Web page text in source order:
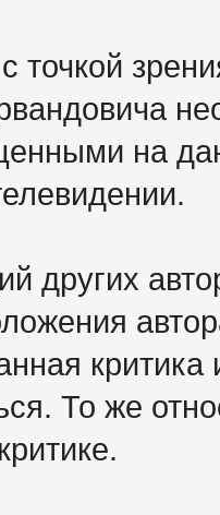
точкой
на
других
То же